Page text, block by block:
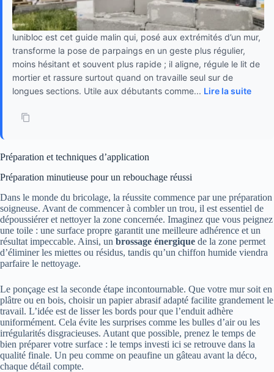
lunibloc est cet guide malin qui, posé aux extrémités d’un mur,
transforme la pose de parpaings en un geste plus régulier,
moins hésitant et souvent plus rapide ; il aligne, régule le lit de
mortier et rassure surtout quand on travaille seul sur de
longues sections. Utile aux débutants comme... Lire la suite
Préparation et techniques d’application
Préparation minutieuse pour un rebouchage réussi
Dans le monde du bricolage, la réussite commence par une préparation
soigneuse. Avant de commencer à combler un trou, il est essentiel de
dépoussiérer et nettoyer la zone concernée. Imaginez que vous peignez
une toile : une surface propre garantit une meilleure adhérence et un
résultat impeccable. Ainsi, un brossage énergique de la zone permet
d’éliminer les miettes ou résidus, tandis qu’un chiffon humide viendra
parfaire le nettoyage.
Le ponçage est la seconde étape incontournable. Que votre mur soit en
plâtre ou en bois, choisir un papier abrasif adapté facilite grandement le
travail. L’idée est de lisser les bords pour que l’enduit adhère
uniformément. Cela évite les surprises comme les bulles d’air ou les
irrégularités disgracieuses. Autant que possible, prenez le temps de
bien préparer votre surface : le temps investi ici se retrouve dans la
qualité finale. Un peu comme on peaufine un gâteau avant la déco,
chaque détail compte.